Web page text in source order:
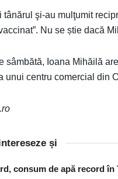
tânărul şi-au mulţumit
Nu se știe dacă
sâmbătă, Ioana Mihăilă
unui centru comercial din
și
consum de apă record în